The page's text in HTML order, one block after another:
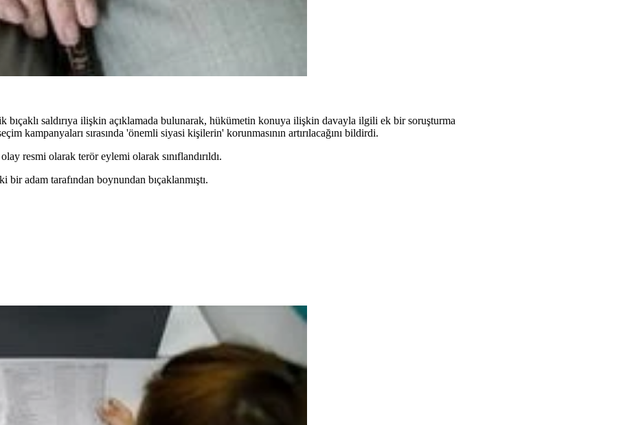
saldırıya ilişkin açıklamada bulunarak, hükümetin konuya ilişkin davayla ilgili ek bir soruşturma
kampanyaları sırasında 'önemli siyasi kişilerin' korunmasının artırılacağını bildirdi.
resmi olarak terör eylemi olarak sınıflandırıldı.
adam tarafından boynundan bıçaklanmıştı.